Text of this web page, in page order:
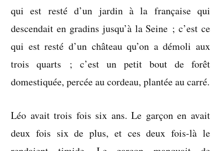
qui est resté d’un jardin à la française qui
descendait en gradins jusqu’à la Seine ; c’est ce
qui est resté d’un château qu’on a démoli aux
trois quarts ; c’est un petit bout de forêt
domestiquée, percée au cordeau, plantée au carré.
Léo avait trois fois six ans. Le garçon en avait
deux fois six de plus, et ces deux fois-là le